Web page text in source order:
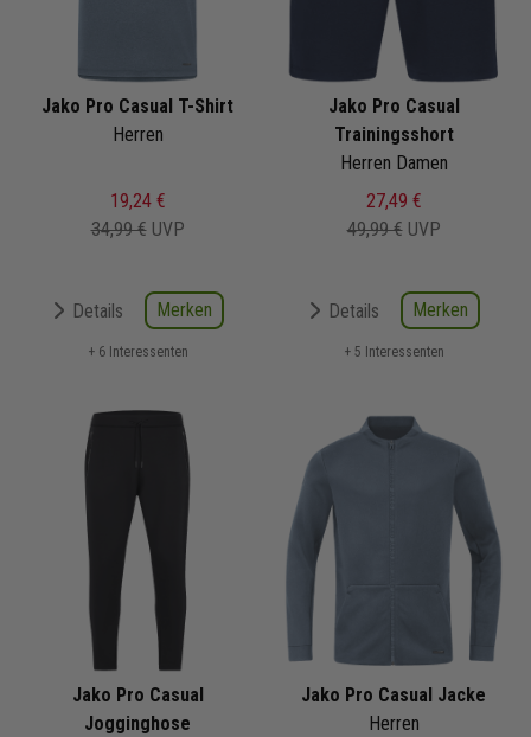
Jako Pro Casual T-Shirt
Herren
19,24 €
34,99 € UVP
Details Merken
+ 6 Interessenten
Jako Pro Casual
Trainingsshort
Herren Damen
27,49 €
49,99 € UVP
Details Merken
+ 5 Interessenten
Jako Pro Casual
Jogginghose
Jako Pro Casual Jacke
Herren